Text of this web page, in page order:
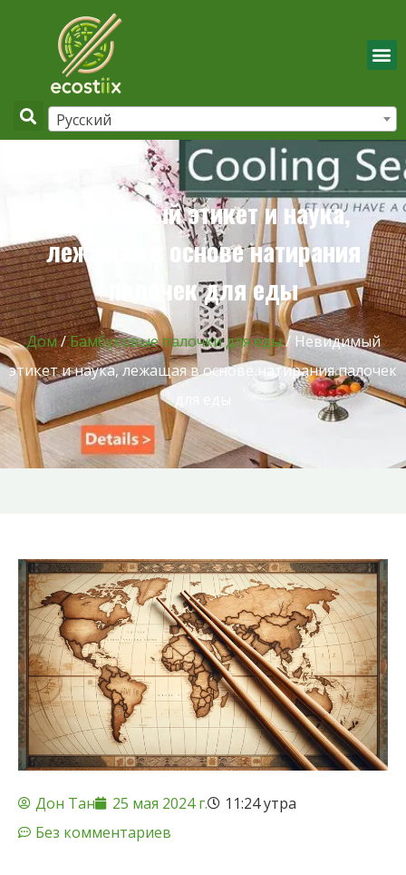
Русский
Невидимый этикет и наука,
лежащая в основе натирания
палочек для еды
Дом/Бамбуковые палочки для еды/ Невидимый
этикет и наука, лежащая в основе натирания палочек
Дон Тан 25 мая 2024 г.
11:24 утра
Без комментариев